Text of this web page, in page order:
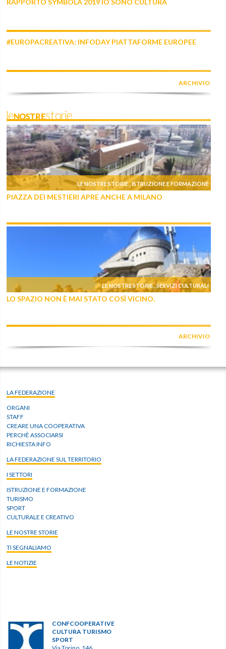
RAPPORTO SYMBOLA 2019 IO SONO CULTURA
#EUROPACREATIVA: INFODAY PIATTAFORME EUROPEE
ARCHIVIO
leNOSTREstorie
LE NOSTRE STORIE ,ISTRUZIONE E FORMAZIONE
PIAZZA DEI MESTIERI APRE ANCHE A MILANO
LE NOSTRE STORIE ,SERVIZI CULTURALI
LO SPAZIO NON È MAI STATO COSÌ VICINO.
ARCHIVIO
LA FEDERAZIONE
ORGANI
STAFF
CREARE UNA COOPERATIVA
PERCHÈ ASSOCIARSI
RICHIESTA INFO
LA FEDERAZIONE SUL TERRITORIO
I SETTORI
ISTRUZIONE E FORMAZIONE
TURISMO
SPORT
CULTURALE E CREATIVO
LE NOSTRE STORIE
TI SEGNALIAMO
LE NOTIZIE
CONFCOOPERATIVE
CULTURA TURISMO
SPORT